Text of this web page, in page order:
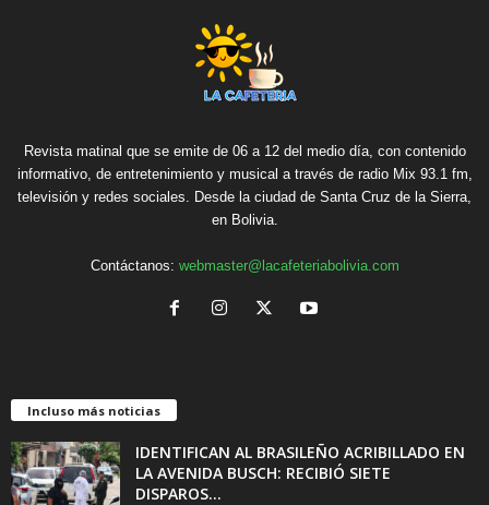
Revista matinal que se emite de 06 a 12 del medio día, con contenido
informativo, de entretenimiento y musical a través de radio Mix 93.1 fm,
televisión y redes sociales. Desde la ciudad de Santa Cruz de la Sierra,
en Bolivia.
Contáctanos: webmaster@lacafeteriabolivia.com
Incluso más noticias
IDENTIFICAN AL BRASILEÑO ACRIBILLADO EN
LA AVENIDA BUSCH: RECIBIÓ SIETE
DISPAROS...